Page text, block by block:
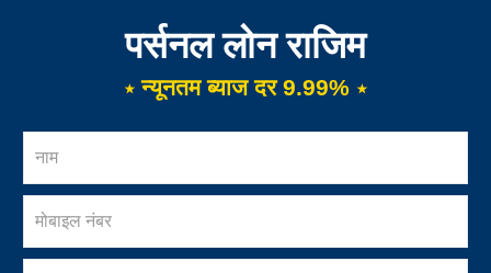
पर्सनल लोन राजिम
⋆ न्यूनतम ब्याज दर 9.99% ⋆